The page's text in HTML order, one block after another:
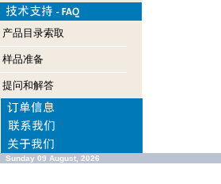
产品目录索取
样品准备
提问和解答
Sunday 09 August, 2026